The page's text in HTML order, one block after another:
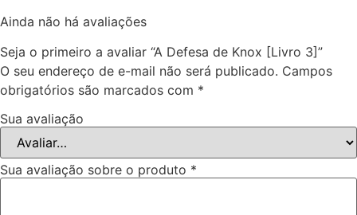
Ainda não há avaliações
Seja o primeiro a avaliar “A Defesa de Knox [Livro 3]”
O seu endereço de e-mail não será publicado. Campos
obrigatórios são marcados com *
Sua avaliação
Sua avaliação sobre o produto *